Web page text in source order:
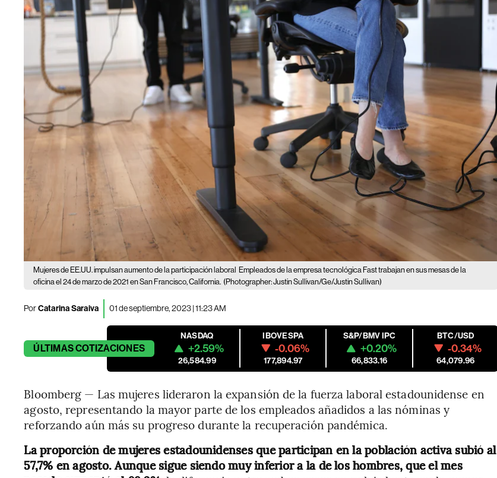
Mujeres de EE.UU. impulsan aumento de la participación laboral
Empleados de la empresa tecnológica Fast trabajan en sus mesas de la
oficina el 24 de marzo de 2021 en San Francisco, California. (Photographer: Justin Sullivan/Ge/Justin Sullivan)
PorCatarina Saraiva 01 de septiembre, 2023 | 11:23 AM
ÚLTIMASCOTIZACIONES
NASDAQ
+2.59%
26,584.99
IBOVESPA
-0.06%
177,894.97
S&P/BMV IPC
+0.20%
66,833.16
BTC/USD
-0.34%
64,079.96
Bloomberg — Las mujeres lideraron la expansión de la fuerza laboral estadounidense en
agosto, representando la mayor parte de los empleados añadidos a las nóminas y
reforzando aún más su progreso durante la recuperación pandémica.
La proporción de mujeres estadounidenses que participan en la población activa subió al
57,7% en agosto. Aunque sigue siendo muy inferior a la de los hombres, que el mes